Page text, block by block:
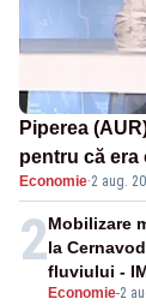
Piperea
pentru că
pensii
Economie·2 aug.
2
Economie-2
Mobilizare
la
fluviului -